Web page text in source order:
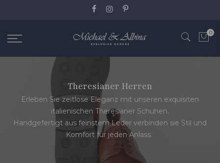
0
Theresianer Herren
Erleben Sie zeitlose Eleganz mit unseren exquisiten
italienischen Theresianer Schuhen.
Handgefertigt aus feinstem Leder verbinden sie Stil und
Komfort für jeden Anlass.